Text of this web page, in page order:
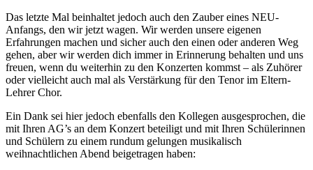
Das letzte Mal beinhaltet jedoch auch den Zauber eines NEU-
Anfangs, den wir jetzt wagen. Wir werden unsere eigenen
Erfahrungen machen und sicher auch den einen oder anderen Weg
gehen, aber wir werden dich immer in Erinnerung behalten und uns
freuen, wenn du weiterhin zu den Konzerten kommst – als Zuhörer
oder vielleicht auch mal als Verstärkung für den Tenor im Eltern-
Lehrer Chor.
Ein Dank sei hier jedoch ebenfalls den Kollegen ausgesprochen, die
mit Ihren AG’s an dem Konzert beteiligt und mit Ihren Schülerinnen
und Schülern zu einem rundum gelungen musikalisch
weihnachtlichen Abend beigetragen haben: